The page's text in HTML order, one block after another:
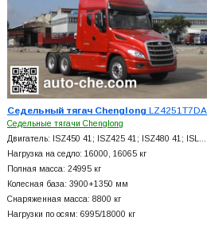
Седельный тягач Chenglong LZ4251T7DA
Седельные тягачи Chenglong
Двигатель: ISZ450 41; ISZ425 41; ISZ480 41; ISL…
Нагрузка на седло: 16000, 16065 кг
Полная масса: 24995 кг
Колесная база: 3900+1350 мм
Снаряженная масса: 8800 кг
Нагрузки по осям: 6995/18000 кг